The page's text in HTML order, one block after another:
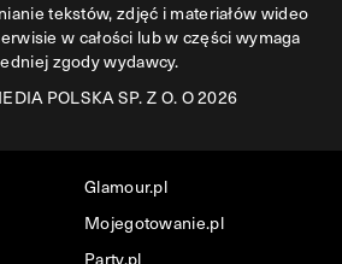
tekstów, zdjęć i materiałów wideo
w całości lub w części wymaga
zgody wydawcy.
POLSKA SP. Z O. O 2026
Glamour.pl
Mojegotowanie.pl
Party.pl